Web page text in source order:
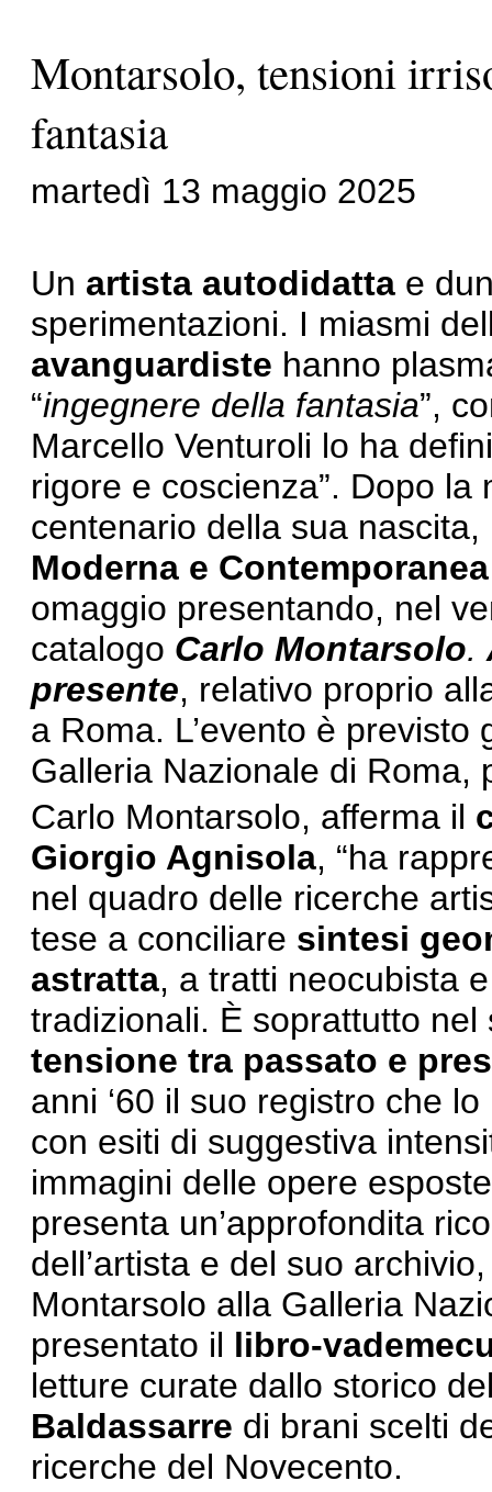
Montarsolo, tensioni
fantasia
martedì 13 maggio 2025
Un artista autodidatta e
sperimentazioni. I miasmi
avanguardiste hanno
“ingegnere della fantasia”,
Marcello Venturoli lo ha
rigore e coscienza”. Dopo
centenario della sua
Moderna e Contemporanea
omaggio presentando, nel
catalogo Carlo Montarsolo.
presente, relativo proprio
a Roma. L’evento è
Galleria Nazionale di Roma,
Carlo Montarsolo, afferma il
Giorgio Agnisola, “ha
nel quadro delle ricerche
tese a conciliare sintesi
astratta, a tratti neocubista
tradizionali. È soprattutto
tensione tra passato e
anni ‘60 il suo registro che
con esiti di suggestiva
immagini delle opere
presenta un’approfondita
dell’artista e del suo
Montarsolo alla Galleria
presentato il libro-
letture curate dallo storico
Baldassarre di brani scelti
ricerche del Novecento.